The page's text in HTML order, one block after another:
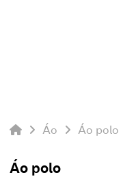
Áo Áo polo
Áo polo